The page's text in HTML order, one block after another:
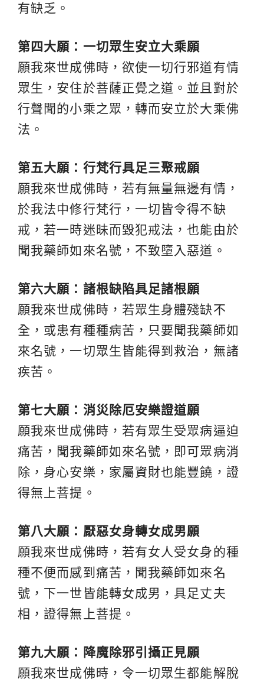
有缺乏。
第四大願：一切眾生安立大乘願
願我來世成佛時，欲使一切行邪道有情
眾生，安住於菩薩正覺之道。並且對於
行聲聞的小乘之眾，轉而安立於大乘佛
法。
第五大願：行梵行具足三聚戒願
願我來世成佛時，若有無量無邊有情，
於我法中修行梵行，一切皆令得不缺
戒，若一時迷昧而毀犯戒法，也能由於
聞我藥師如來名號，不致墮入惡道。
第六大願：諸根缺陷具足諸根願
願我來世成佛時，若眾生身體殘缺不
全，或患有種種病苦，只要聞我藥師如
來名號，一切眾生皆能得到救治，無諸
疾苦。
第七大願：消災除厄安樂證道願
願我來世成佛時，若有眾生受眾病逼迫
痛苦，聞我藥師如來名號，即可眾病消
除，身心安樂，家屬資財也能豐饒，證
得無上菩提。
第八大願：厭惡女身轉女成男願
願我來世成佛時，若有女人受女身的種
種不便而感到痛苦，聞我藥師如來名
號，下一世皆能轉女成男，具足丈夫
相，證得無上菩提。
第九大願：降魔除邪引攝正見願
願我來世成佛時，令一切眾生都能解脫